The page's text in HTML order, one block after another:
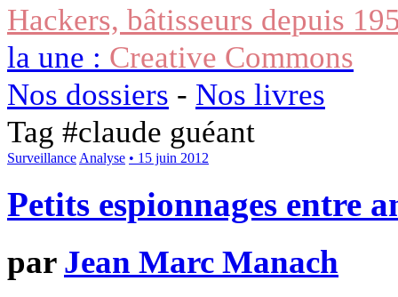
Hackers, bâtisseurs depuis
la une : Creative Commons
Nos dossiers - Nos livres
Tag #claude guéant
Surveillance Analyse • 15 juin 2012
Petits espionnages entre
par Jean Marc Manach